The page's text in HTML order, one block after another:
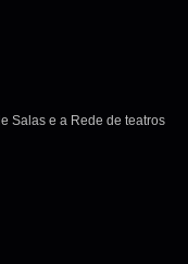
Salas e a Rede de teatros